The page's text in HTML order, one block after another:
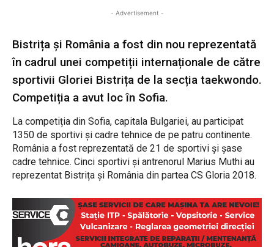
- Advertisement -
Bistrița și România a fost din nou reprezentată
în cadrul unei competiții internaționale de către
sportivii Gloriei Bistrița de la secția taekwondo.
Competiția a avut loc în Sofia.
La competiția din Sofia, capitala Bulgariei, au participat
1350 de sportivi și cadre tehnice de pe patru continente.
România a fost reprezentată de 21 de sportivi și șase
cadre tehnice. Cinci sportivi și antrenorul Marius Muthi au
reprezentat Bistrița și România din partea CS Gloria 2018.